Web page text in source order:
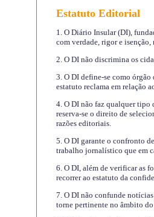
Estatuto Editorial
1. O Diário Insular (DI),
com verdade, rigor e
2. O DI não discrimina os
3. O DI define-se como
estatuto reclama em relação
4. O DI não faz qualquer tipo
reserva-se o direito de
razões editoriais.
5. O DI garante o confronto
trabalho jornalístico que em
6. O DI, além de verificar as
recorrer ao estatuto da
7. O DI não confunde
torne pertinente no âmbito